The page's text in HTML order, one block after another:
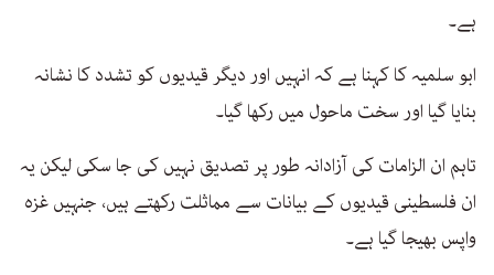
ہے۔
ابو سلمیہ کا کہنا ہے کہ انہیں اور دیگر قیدیوں کو تشدد کا نشانہ
بنایا گیا اور سخت ماحول میں رکھا گیا۔
تاہم ان الزامات کی آزادانہ طور پر تصدیق نہیں کی جا سکی لیکن یہ
ان فلسطینی قیدیوں کے بیانات سے مماثلت رکھتے ہیں، جنہیں غزہ
واپس بھیجا گیا ہے۔